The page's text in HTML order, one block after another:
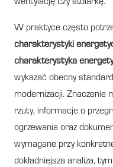
wentylację czy stolarkę.
W praktyce często
charakterystyki
charakterystyka
wykazać obecny
modernizacji. Znaczenie
rzuty, informacje o
ogrzewania oraz
wymagane przy
dokładniejsza analiza,